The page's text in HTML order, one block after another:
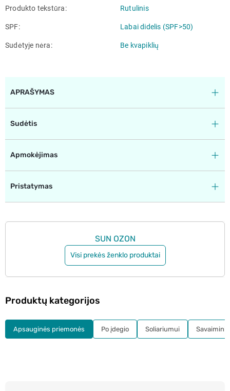
Produkto tekstūra Rutulinis
SPF Labai didelis (SPF>50)
Sudėtyje nėra Be kvapiklių
APRAŠYMAS
Sudėtis
Apmokėjimas
Pristatymas
SUN OZON
Visi prekės ženklo produktai
Produktų kategorijos
Apsauginės priemonės Po įdegio Soliariumui